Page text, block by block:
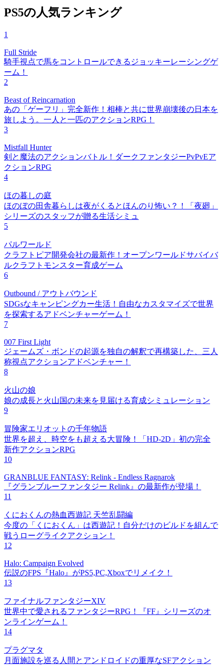
PS5の人気ランキング
1
Full Stride
騎手視点で馬をコントロールできるジョッキーレーシングゲ
ーム！
2
Beast of Reincarnation
あの「ゲーフリ」完全新作！相棒と共に世界崩壊後の日本を
旅しよう。一人と一匹のアクションRPG！
3
Mistfall Hunter
剣と魔法のアクションバトル！ダークファンタジーPvPvEア
クションRPG
4
ほの暮しの庭
ほのぼの田舎暮らしは夜がくるとほんのり怖い？！「夜廻」
シリーズのスタッフが贈る生活シミュ
5
パルワールド
クラフトピア開発会社の最新作！オープンワールドサバイバ
ルクラフトモンスター育成ゲーム
6
Outbound / アウトバウンド
SDGsなキャンピングカー生活！自由なカスタマイズで世界
を探索するアドベンチャーゲーム！
7
007 First Light
ジェームズ・ボンドの起源を独自の解釈で再構築した、三人
称視点アクションアドベンチャー！
8
火山の娘
娘の成長と火山国の未来を見届ける育成シミュレーション
9
冒険家エリオットの千年物語
世界を超え、時空をも超える大冒険！「HD-2D」初の完全
新作アクションRPG
10
GRANBLUE FANTASY: Relink - Endless Ragnarok
『グランブルーファンタジー Relink』の最新作が登場！
11
くにおくんの熱血西遊記 天竺乱闘編
今度の「くにおくん」は西遊記！自分だけのビルドを組んで
戦うローグライクアクション！
12
Halo: Campaign Evolved
伝説のFPS『Halo』がPS5,PC,Xboxでリメイク！
13
ファイナルファンタジーXIV
世界中で愛されるファンタジーRPG！『FF』シリーズのオ
ンラインゲーム！
14
プラグマタ
月面施設を巡る人間とアンドロイドの重厚なSFアクション